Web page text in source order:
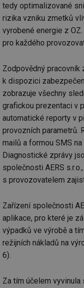
tedy optimalizované
rizika vzniku zmetků
vyrobené energie z
pro každého
Zodpovědný pracovník
k dispozici
zobrazuje všechny
grafickou prezentaci v
automatické reporty v
provozních parametrů.
mailů a formou SMS
Diagnostické zprávy
společnosti AERS
s provozovatelem
Zařízení společnosti
aplikace, pro které je
výpadků ve výrobě a
režijních nákladů na
6).
Za tím účelem vyvinula